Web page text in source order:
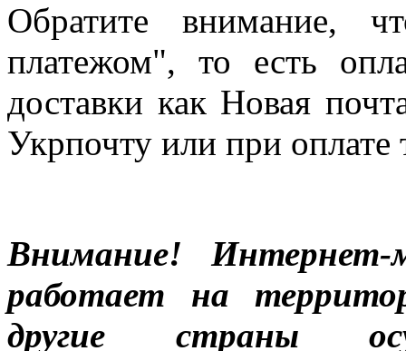
Обратите внимание,
платежом", то есть
доставки как Новая
Укрпочту или при оплате
Внимание! Интернет-
работает на
другие страны